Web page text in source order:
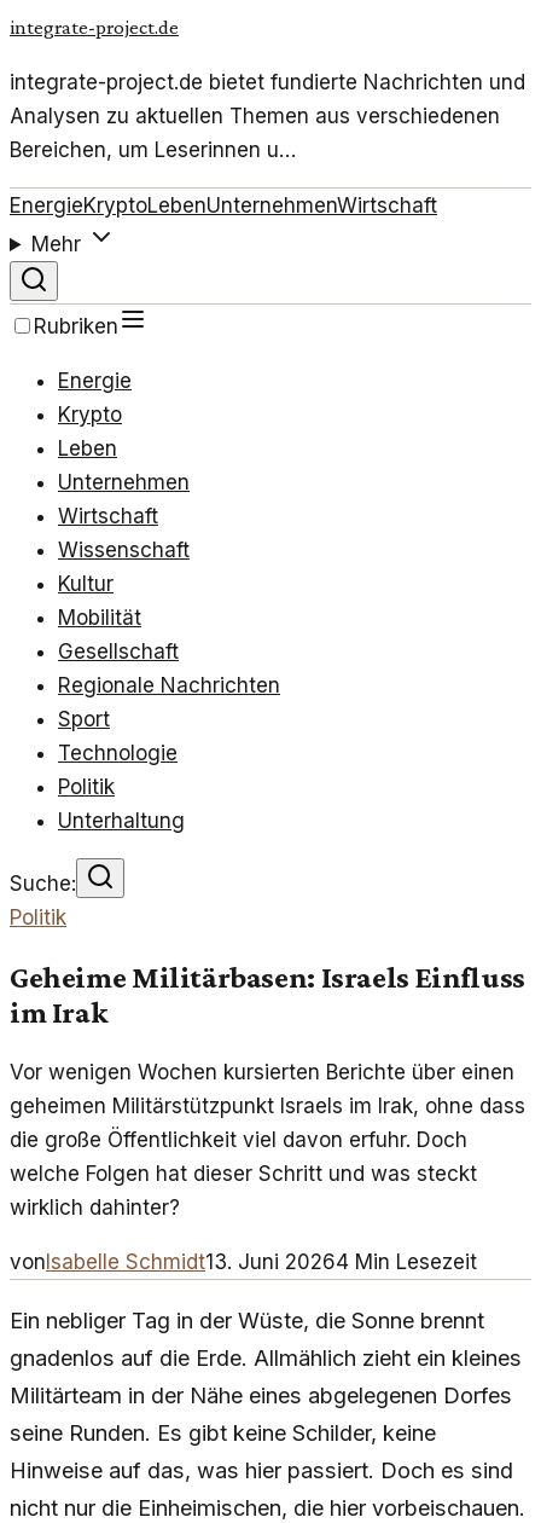
integrate-project.de
integrate-project.de bietet fundierte Nachrichten und
Analysen zu aktuellen Themen aus verschiedenen
Bereichen, um Leserinnen u…
EnergieKryptoLebenUnternehmenWirtschaft
Mehr
Rubriken
Energie
Krypto
Leben
Unternehmen
Wirtschaft
Wissenschaft
Kultur
Mobilität
Gesellschaft
Regionale Nachrichten
Sport
Technologie
Politik
Unterhaltung
Suche:
Politik
Geheime Militärbasen: Israels Einfluss
im Irak
Vor wenigen Wochen kursierten Berichte über einen
geheimen Militärstützpunkt Israels im Irak, ohne dass
die große Öffentlichkeit viel davon erfuhr. Doch
welche Folgen hat dieser Schritt und was steckt
wirklich dahinter?
von Isabelle Schmidt13. Juni 20264 Min Lesezeit
Ein nebliger Tag in der Wüste, die Sonne brennt
gnadenlos auf die Erde. Allmählich zieht ein kleines
Militärteam in der Nähe eines abgelegenen Dorfes
seine Runden. Es gibt keine Schilder, keine
Hinweise auf das, was hier passiert. Doch es sind
nicht nur die Einheimischen, die hier vorbeischauen.